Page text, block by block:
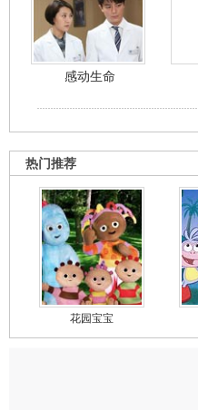
感动生命
热门推荐
花园宝宝